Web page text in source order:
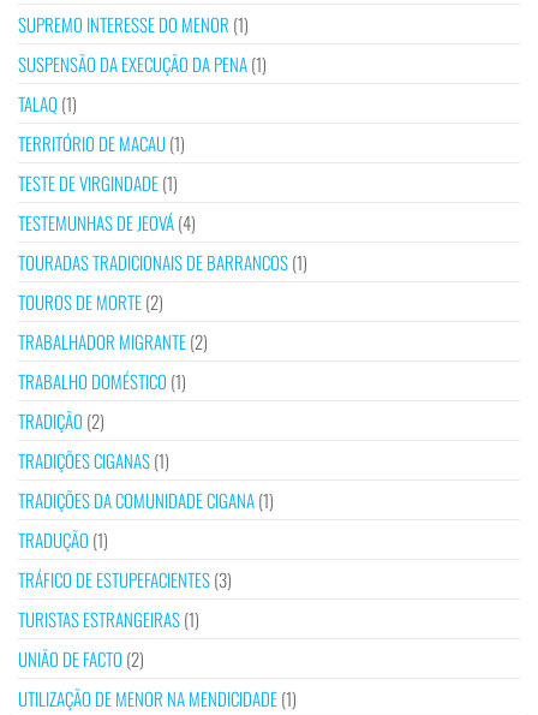
SUPREMO INTERESSE DO MENOR (1)
SUSPENSÃO DA EXECUÇÃO DA PENA(1)
TALAQ(1)
TERRITÓRIO DE MACAU(1)
TESTE DE VIRGINDADE(1)
TESTEMUNHAS DE JEOVÁ(4)
TOURADAS TRADICIONAIS DE BARRANCOS(1)
TOUROS DE MORTE(2)
TRABALHADOR MIGRANTE(2)
TRABALHO DOMÉSTICO (1)
TRADIÇÃO (2)
TRADIÇÕES CIGANAS(1)
TRADIÇÕES DA COMUNIDADE CIGANA(1)
TRADUÇÃO (1)
TRÁFICO DE ESTUPEFACIENTES(3)
TURISTAS ESTRANGEIRAS(1)
UNIÃO DE FACTO (2)
UTILIZAÇÃO DE MENOR NA MENDICIDADE(1)